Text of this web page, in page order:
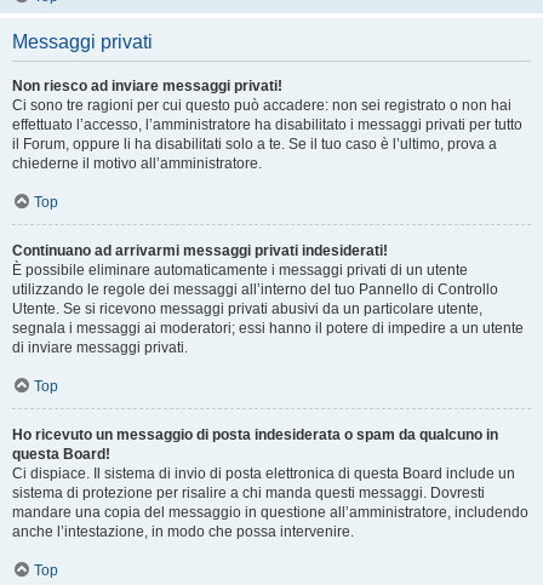
Messaggi privati
Non riesco ad inviare messaggi privati!
Ci sono tre ragioni per cui questo può accadere: non sei registrato o non hai
effettuato l’accesso, l’amministratore ha disabilitato i messaggi privati per tutto
il Forum, oppure li ha disabilitati solo a te. Se il tuo caso è l’ultimo, prova a
chiederne il motivo all’amministratore.
Top
Continuano ad arrivarmi messaggi privati indesiderati!
È possibile eliminare automaticamente i messaggi privati ​​di un utente
utilizzando le regole dei messaggi all’interno del tuo Pannello di Controllo
Utente. Se si ricevono messaggi privati ​​abusivi da un particolare utente,
segnala i messaggi ai moderatori; essi hanno il potere di impedire a un utente
di inviare messaggi privati​​.
Top
Ho ricevuto un messaggio di posta indesiderata o spam da qualcuno in
questa Board!
Ci dispiace. Il sistema di invio di posta elettronica di questa Board include un
sistema di protezione per risalire a chi manda questi messaggi. Dovresti
mandare una copia del messaggio in questione all’amministratore, includendo
anche l’intestazione, in modo che possa intervenire.
Top